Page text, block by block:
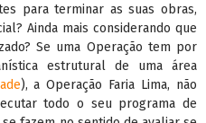
para terminar as suas obras,
Ainda mais considerando que
Se uma Operação tem por
estrutural de uma área
), a Operação Faria Lima, não
todo o seu programa de